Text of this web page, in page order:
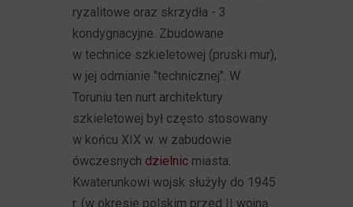
ryzalitowe oraz skrzydła - 3
kondygnacyjne. Zbudowane
w technice szkieletowej (pruski mur),
w jej odmianie "technicznej". W
Toruniu ten nurt architektury
szkieletowej był często stosowany
w końcu XIX w. w zabudowie
ówczesnych dzielnic miasta.
Kwaterunkowi wojsk służyły do 1945
r. (w okresie polskim przed II wojną